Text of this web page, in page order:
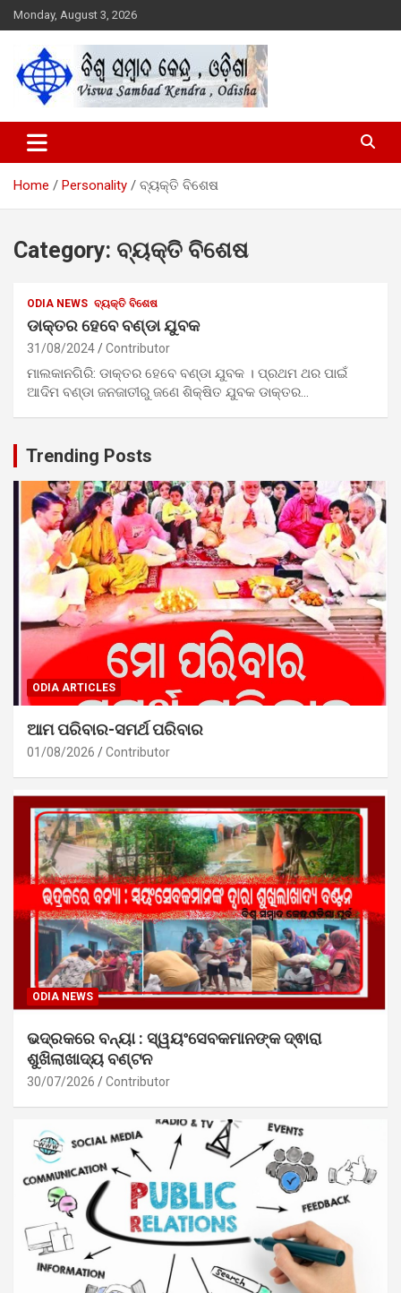
Skip
to
content
Monday, August 3, 2026
ବିଶ୍ୱ ସମ୍ବାଦ କେନ୍ଦ୍ର ଓଡିଶା
Home Personality ବ୍ୟକ୍ତି ବିଶେଷ
Category: ବ୍ୟକ୍ତି ବିଶେଷ
ODIA NEWS ବ୍ୟକ୍ତି ବିଶେଷ
ଡାକ୍ତର ହେବେ ବଣ୍ଡା ଯୁବକ
31/08/2024 Contributor
ମାଲକାନଗିରି: ଡାକ୍ତର ହେବେ ବଣ୍ଡା ଯୁବକ । ପ୍ରଥମ ଥର ପାଇଁ
ଆଦିମ ବଣ୍ଡା ଜନଜାତୀରୁ ଜଣେ ଶିକ୍ଷିତ ଯୁବକ ଡାକ୍ତର…
Trending Posts
ODIA ARTICLES
ଆମ ପରିବାର-ସମର୍ଥ ପରିବାର
01/08/2026 Contributor
ODIA NEWS
ଭଦ୍ରକରେ ବନ୍ୟା : ସ୍ୱୟଂସେବକମାନଙ୍କ ଦ୍ଵାରା
ଶୁଖିଲାଖାଦ୍ୟ ବଣ୍ଟନ
30/07/2026 Contributor